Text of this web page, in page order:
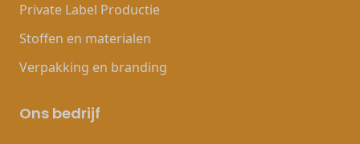
Private Label Productie
Stoffen en materialen
Verpakking en branding
Ons bedrijf